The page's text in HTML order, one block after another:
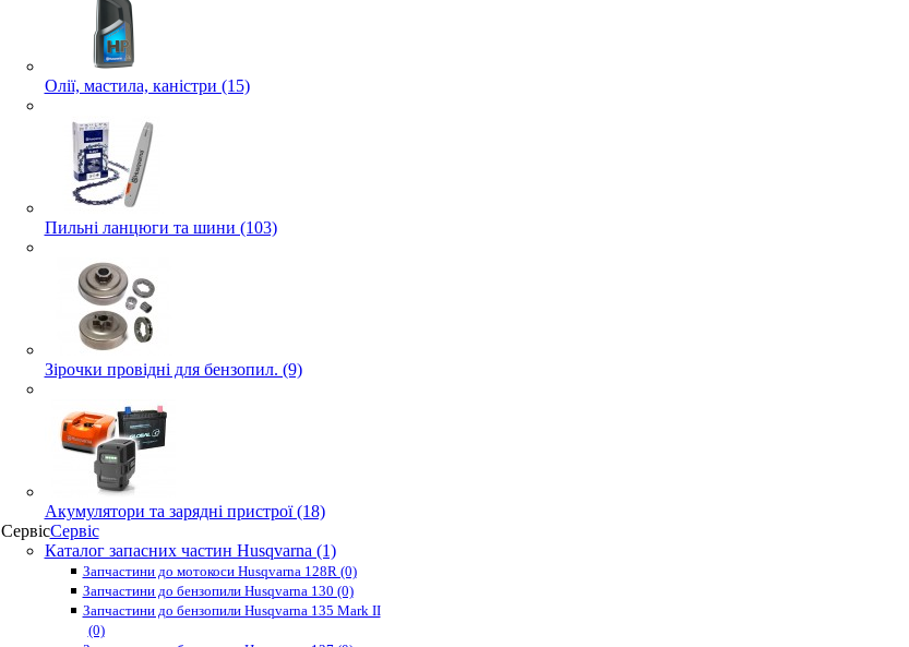
Олії, мастила, каністри (15)
Пильні ланцюги та шини (103)
Зірочки провідні для бензопил. (9)
Акумулятори та зарядні пристрої (18)
СервісСервіс
Каталог запасних частин Husqvarna (1)
Запчастини до мотокоси Husqvarna 128R (0)
Запчастини до бензопили Husqvarna 130 (0)
Запчастини до бензопили Husqvarna 135 Mark II
(0)